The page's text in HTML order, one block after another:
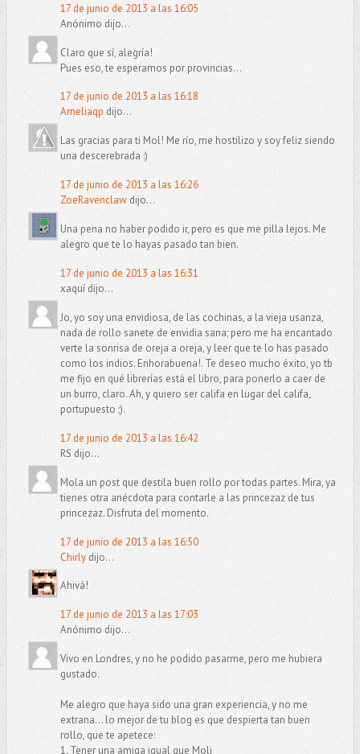
17 de junio de 2013 a las 16:05
Anónimo dijo...
Claro que sí, alegría!
Pues eso, te esperamos por provincias...
17 de junio de 2013 a las 16:18
Ameliaqp dijo...
Las gracias para ti Mol! Me río, me hostilizo y soy feliz siendo
una descerebrada :)
17 de junio de 2013 a las 16:26
ZoeRavenclawdijo...
Una pena no haber podido ir, pero es que me pilla lejos. Me
alegro que te lo hayas pasado tan bien.
17 de junio de 2013 a las 16:31
xaquí dijo...
Jo, yo soy una envidiosa, de las cochinas, a la vieja usanza,
nada de rollo sanete de envidia sana; pero me ha encantado
verte la sonrisa de oreja a oreja, y leer que te lo has pasado
como los indios. Enhorabuena!. Te deseo mucho éxito, yo tb
me fijo en qué librerías está el libro, para ponerlo a caer de
un burro, claro. Ah, y quiero ser califa en lugar del califa,
portupuesto ;).
17 de junio de 2013 a las 16:42
RS dijo...
Mola un post que destila buen rollo por todas partes. Mira, ya
tienes otra anécdota para contarle a las princezaz de tus
princezaz. Disfruta del momento.
17 de junio de 2013 a las 16:50
Chirlydijo...
Ahivá!
17 de junio de 2013 a las 17:03
Anónimo dijo...
Vivo en Londres, y no he podido pasarme, pero me hubiera
gustado.
Me alegro que haya sido una gran experiencia, y no me
extrana... lo mejor de tu blog es que despierta tan buen
rollo, que te apetece:
1. Tener una amiga igual que Moli